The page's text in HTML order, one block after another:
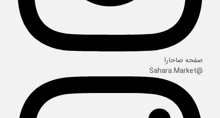
صفحه صاحارا
@Sahara.Market